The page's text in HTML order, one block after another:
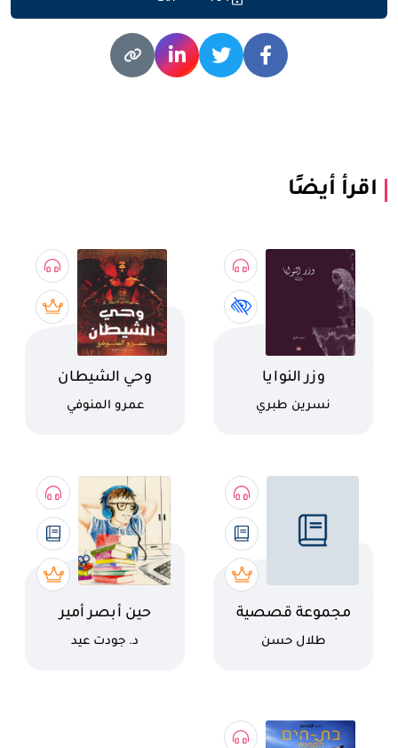
اقرأ أيضًا
اسم الكتاب
وزر النوايا
كاتب
نسرين طبري
اسم الكتاب
وحي الشيطان
كاتب
عمرو المنوفي
اسم الكتاب
مجموعة قصصية
كاتب
طلال حسن
اسم الكتاب
حين أبصر أمير
كاتب
د. جودت عيد